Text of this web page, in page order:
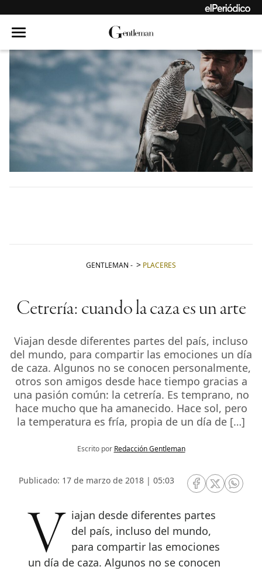
GENTLEMAN - PLACERES
Cetrería: cuando la caza es un arte
Viajan desde diferentes partes del país, incluso
del mundo, para compartir las emociones un día
de caza. Algunos no se conocen personalmente,
otros son amigos desde hace tiempo gracias a
una pasión común: la cetrería. Es temprano, no
hace mucho que ha amanecido. Hace sol, pero
la temperatura es fría, propia de un día de […]
Escrito por Redacción Gentleman
Publicado: 17 de marzo de 2018 | 05:03
RRSS Facebook
RRSSRRSS
Viajan desde diferentes partes
del país, incluso del mundo,
para compartir las emociones
un día de caza. Algunos no se conocen